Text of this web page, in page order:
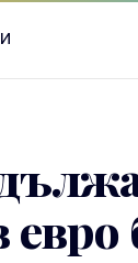
евро